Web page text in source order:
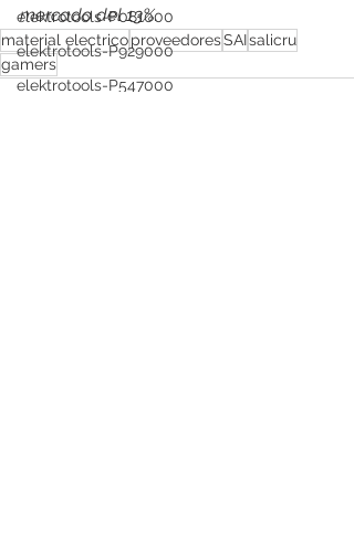
elektrotools-P081000
elektrotools-P929000
elektrotools-P547000
mercado del 13%.
material electricoproveedoresSAIsalicru
gamers